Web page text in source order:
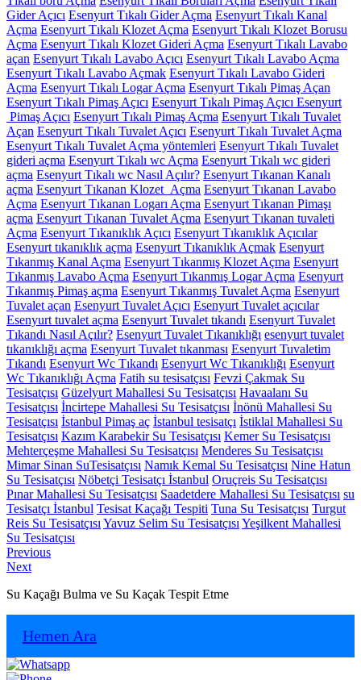
Gider Açıcı Esenyurt Tıkalı Gider Açma Esenyurt Tıkalı Kanal
Açma Esenyurt Tıkalı Klozet Açma Esenyurt Tıkalı Klozet Borusu
Açma Esenyurt Tıkalı Klozet Gideri Açma Esenyurt Tıkalı Lavabo
açan Esenyurt Tıkalı Lavabo Açıcı Esenyurt Tıkalı Lavabo Açma
Esenyurt Tıkalı Lavabo Açmak Esenyurt Tıkalı Lavabo Gideri
Açma Esenyurt Tıkalı Logar Açma Esenyurt Tıkalı Pimaş Açan
Esenyurt Tıkalı Pimaş Açıcı Esenyurt Tıkalı Pimaş Açıcı Esenyurt
Pimaş Açıcı Esenyurt Tıkalı Pimaş Açma Esenyurt Tıkalı Tuvalet
Açan Esenyurt Tıkalı Tuvalet Açıcı Esenyurt Tıkalı Tuvalet Açma
Esenyurt Tıkalı Tuvalet Açma yöntemleri Esenyurt Tıkalı Tuvalet
gideri açma Esenyurt Tıkalı wc Açma Esenyurt Tıkalı wc gideri
açma Esenyurt Tıkalı wc Nasıl Açılır? Esenyurt Tıkanan Kanalı
açma Esenyurt Tıkanan Klozet Açma Esenyurt Tıkanan Lavabo
Açma Esenyurt Tıkanan Logarı Açma Esenyurt Tıkanan Pimaşı
açma Esenyurt Tıkanan Tuvalet Açma Esenyurt Tıkanan tuvaleti
Açma Esenyurt Tıkanıklık Açıcı Esenyurt Tıkanıklık Açıcılar
Esenyurt tıkanıklık açma Esenyurt Tıkanıklık Açmak Esenyurt
Tıkanmış Kanal Açma Esenyurt Tıkanmış Klozet Açma Esenyurt
Tıkanmış Lavabo Açma Esenyurt Tıkanmış Logar Açma Esenyurt
Tıkanmış Pimaş açma Esenyurt Tıkanmış Tuvalet Açma Esenyurt
Tuvalet açan Esenyurt Tuvalet Açıcı Esenyurt Tuvalet açıcılar
Esenyurt tuvalet açma Esenyurt Tuvalet tıkandı Esenyurt Tuvalet
Tıkandı Nasıl Açılır? Esenyurt Tuvalet Tıkanıklığı esenyurt tuvalet
tıkanıklığı açma Esenyurt Tuvalet tıkanması Esenyurt Tuvaletim
Tıkandı Esenyurt Wc Tıkandı Esenyurt Wc Tıkanıklığı Esenyurt
Wc Tıkanıklığı Açma Fatih su tesisatçısı Fevzi Çakmak Su
Tesisatçısı Güzelyurt Mahallesi Su Tesisatçısı Havaalanı Su
Tesisatçısı İncirtepe Mahallesi Su Tesisatçısı İnönü Mahallesi Su
Tesisatçısı İstanbul Pimaş aç İstanbul tesisatçı İstiklal Mahallesi Su
Tesisatçısı Kazım Karabekir Su Tesisatçısı Kemer Su Tesisatçısı
Mehterçeşme Mahallesi Su Tesisatçısı Menderes Su Tesisatçısı
Mimar Sinan SuTesisatçısı Namık Kemal Su Tesisatçısı Nine Hatun
Su Tesisatçısı Nöbetçi Tesisatçı İstanbul Oruçreis Su Tesisatçısı
Pınar Mahallesi Su Tesisatçısı Saadetdere Mahallesi Su Tesisatçısı su
Tesisatçı İstanbul Tesisat Kaçağı Tespiti Tuna Su Tesisatçısı Turgut
Reis Su Tesisatçısı Yavuz Selim Su Tesisatçısı Yeşilkent Mahallesi
Su Tesisatçısı
Yazı
gezinmesi
PreviousPrevious
NextNext
Su Kaçağı Bulma ve Su Kaçak Tespit Etme
Hemen Ara